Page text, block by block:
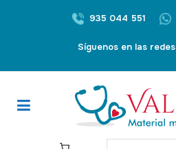
935 044 551
Síguenos en las redes
S